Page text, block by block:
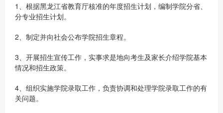
1、根据黑龙江省教育厅核准的年度招生计划，编制学院分省、
分专业招生计划。
2、制定并向社会公布学院招生章程。
3、开展招生宣传工作，实事求是地向考生及家长介绍学院基本
情况和招生政策。
4、组织实施学院录取工作，负责协调和处理学院录取工作的有
关问题。